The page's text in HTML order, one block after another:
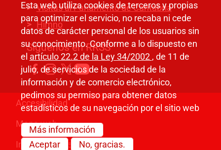
Visitas al Parlamento de Cantabria
Himno
Síguenos en RRSS
Pie de página
Accesibilidad
Mapa web
Información legal
Esta web utiliza cookies de terceros y propias
para optimizar el servicio, no recaba ni cede
datos de carácter personal de los usuarios sin
su conocimiento. Conforme a lo dispuesto en
el artículo 22.2 de la Ley 34/2002 , de 11 de
julio, de servicios de la sociedad de la
información y de comercio electrónico,
pedimos su permiso para obtener datos
estadísticos de su navegación por el sitio web
Más información
Aceptar
No, gracias.